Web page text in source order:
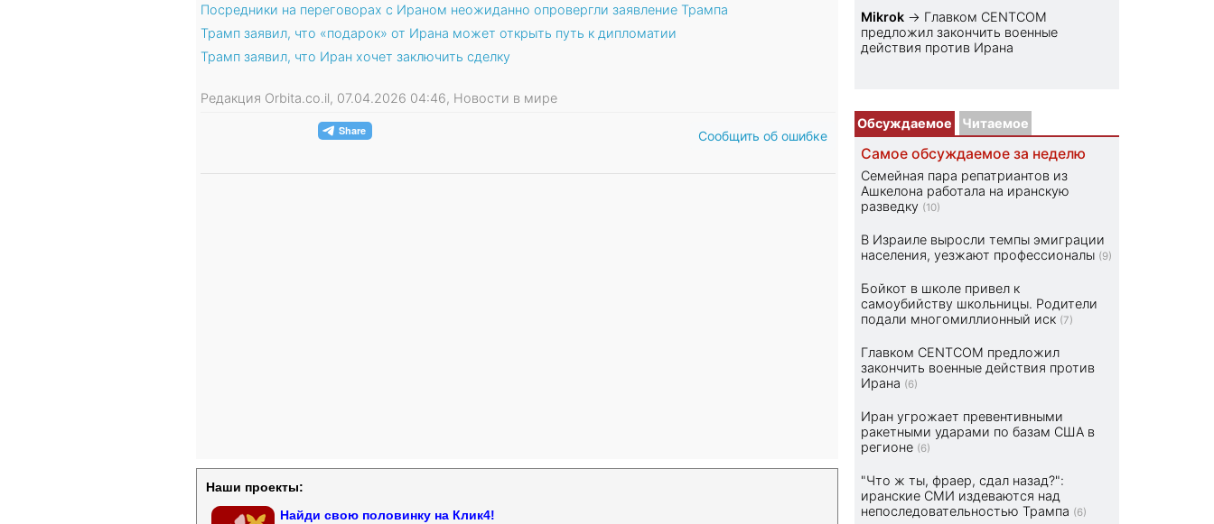
Посредники на переговорах с Ираном неожиданно опровергли заявление Трампа
Трамп заявил, что «подарок» от Ирана может открыть путь к дипломатии
Трамп заявил, что Иран хочет заключить сделку
Редакция Orbita.co.il, 07.04.2026 04:46, Новости в мире
Сообщить об ошибке
Наши проекты:
Найди свою половинку на Клик4!
Mikrok → Главком CENTCOM
предложил закончить военные
действия против Ирана
Обсуждаемое Читаемое
Самое обсуждаемое за неделю
Семейная пара репатриантов из
Ашкелона работала на иранскую
разведку (10)
В Израиле выросли темпы эмиграции
населения, уезжают профессионалы (9)
Бойкот в школе привел к
самоубийству школьницы. Родители
подали многомиллионный иск (7)
Главком CENTCOM предложил
закончить военные действия против
Ирана (6)
Иран угрожает превентивными
ракетными ударами по базам США в
регионе (6)
"Что ж ты, фраер, сдал назад?":
иранские СМИ издеваются над
непоследовательностью Трампа (6)